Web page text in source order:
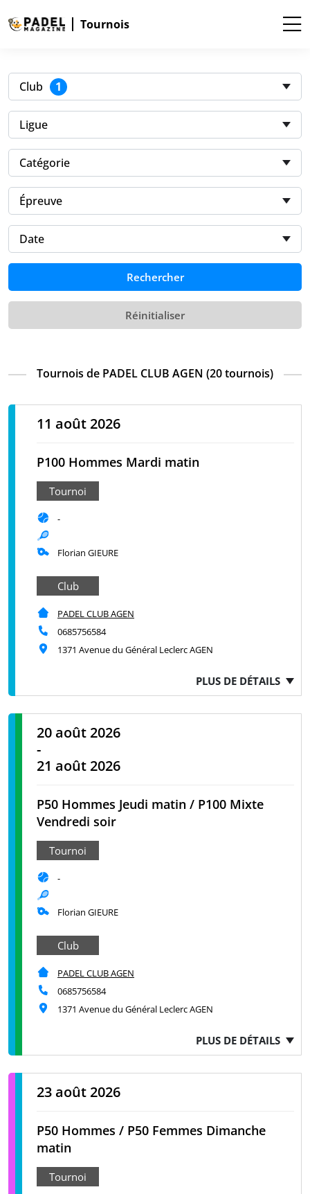
Tournois
Club 1
Ligue
Catégorie
Épreuve
Date
Rechercher
Réinitialiser
Tournois de PADEL CLUB AGEN (20 tournois)
11 août 2026
P100 Hommes Mardi matin
Tournoi
-
Florian GIEURE
Club
PADEL CLUB AGEN
0685756584
1371 Avenue du Général Leclerc AGEN
PLUS DE DÉTAILS
20 août 2026
-
21 août 2026
P50 Hommes Jeudi matin / P100 Mixte
Vendredi soir
Tournoi
-
Florian GIEURE
Club
PADEL CLUB AGEN
0685756584
1371 Avenue du Général Leclerc AGEN
PLUS DE DÉTAILS
23 août 2026
P50 Hommes / P50 Femmes Dimanche
matin
Tournoi